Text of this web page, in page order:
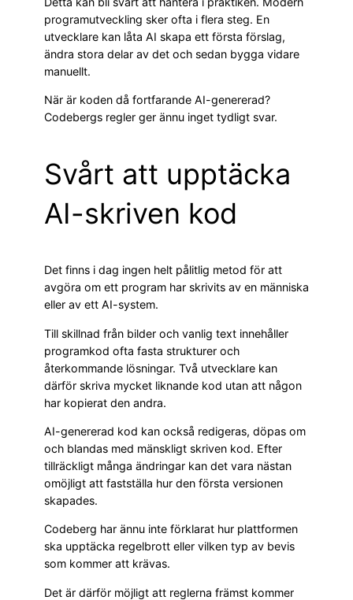
programutveckling sker ofta i flera steg. En
utvecklare kan låta AI skapa ett första förslag,
ändra stora delar av det och sedan bygga vidare
manuellt.
När är koden då fortfarande AI-genererad?
Codebergs regler ger ännu inget tydligt svar.
Svårt att upptäcka
AI-skriven kod
Det finns i dag ingen helt pålitlig metod för att
avgöra om ett program har skrivits av en människa
eller av ett AI-system.
Till skillnad från bilder och vanlig text innehåller
programkod ofta fasta strukturer och
återkommande lösningar. Två utvecklare kan
därför skriva mycket liknande kod utan att någon
har kopierat den andra.
AI-genererad kod kan också redigeras, döpas om
och blandas med mänskligt skriven kod. Efter
tillräckligt många ändringar kan det vara nästan
omöjligt att fastställa hur den första versionen
skapades.
Codeberg har ännu inte förklarat hur plattformen
ska upptäcka regelbrott eller vilken typ av bevis
som kommer att krävas.
Det är därför möjligt att reglerna främst kommer